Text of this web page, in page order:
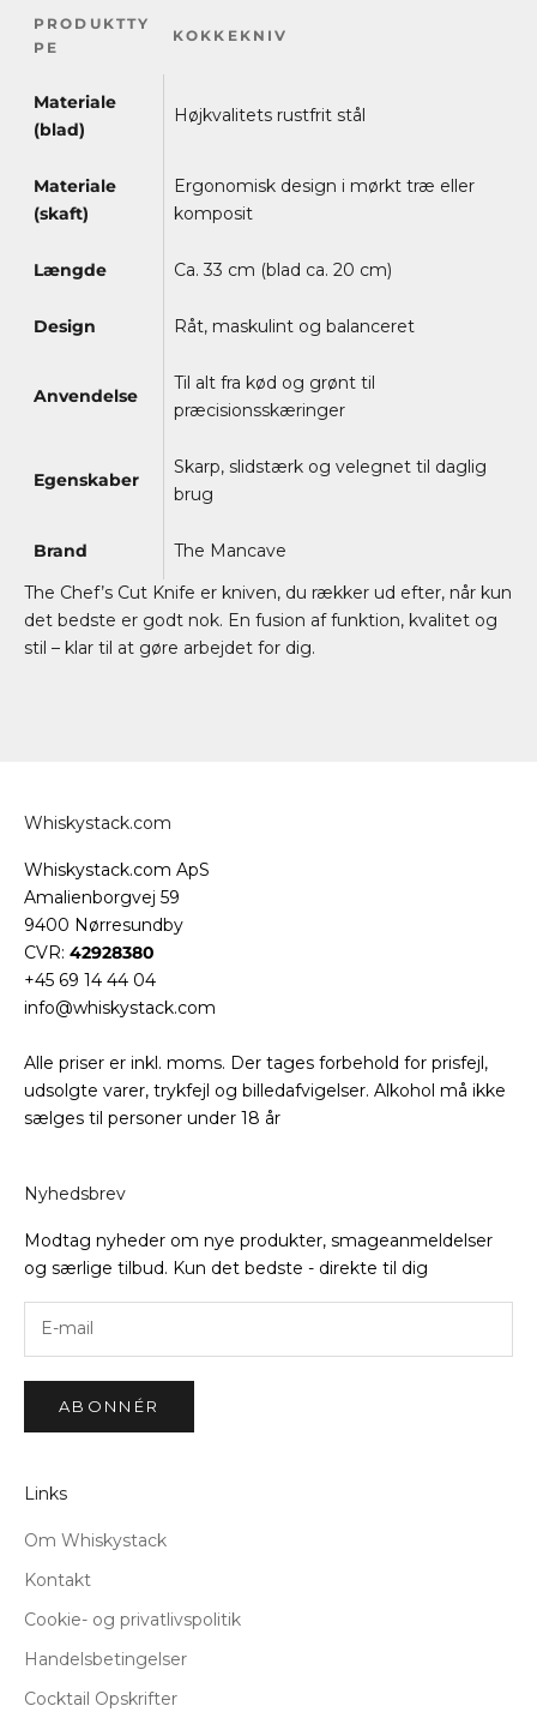
PRODUKTTY
PE
KOKKEKNIV
Materiale
(blad)
Højkvalitets rustfrit stål
Materiale
(skaft)
Ergonomisk design i mørkt træ eller
komposit
Længde Ca. 33 cm (blad ca. 20 cm)
Design Råt, maskulint og balanceret
Anvendelse
Til alt fra kød og grønt til
præcisionsskæringer
Egenskaber
Skarp, slidstærk og velegnet til daglig
brug
Brand
The Mancave
The Chef’s Cut Knife er kniven, du rækker ud efter, når kun
det bedste er godt nok. En fusion af funktion, kvalitet og
stil – klar til at gøre arbejdet for dig.
Whiskystack.com
Whiskystack.com ApS
Amalienborgvej 59
9400 Nørresundby
CVR: 42928380
+45 69 14 44 04
info@whiskystack.com
Alle priser er inkl. moms. Der tages forbehold for prisfejl,
udsolgte varer, trykfejl og billedafvigelser. Alkohol må ikke
sælges til personer under 18 år
Nyhedsbrev
Modtag nyheder om nye produkter, smageanmeldelser
og særlige tilbud. Kun det bedste - direkte til dig
ABONNÉR
Links
Om Whiskystack
Kontakt
Cookie- og privatlivspolitik
Handelsbetingelser
Cocktail Opskrifter